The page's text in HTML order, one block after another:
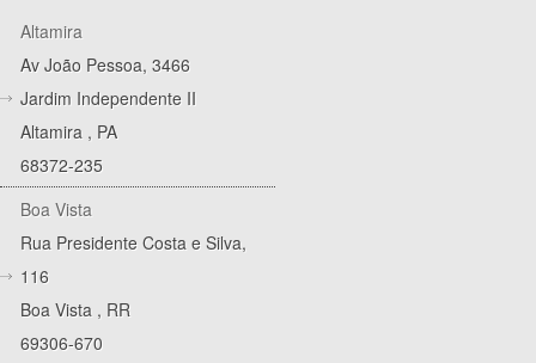
Altamira
Av João Pessoa, 3466
Jardim Independente II
Altamira , PA
68372-235
Boa Vista
Rua Presidente Costa e Silva,
116
Boa Vista , RR
69306-670